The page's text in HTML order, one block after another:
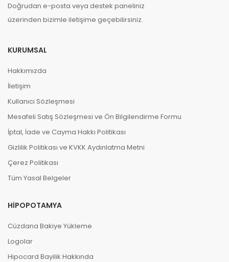
B **** B ****
HipoCard 500 TL adlı ürünü satın aldı
tesekkrler!!!!!!
C **** R ****
the e-pin does not exist
Doğrudan e-posta veya destek paneliniz
üzerinden bizimle iletişime geçebilirsiniz.
KURUMSAL
Hakkımızda
İletişim
Kullanıcı Sözleşmesi
Mesafeli Satış Sözleşmesi ve Ön Bilgilendirme Formu
İptal, İade ve Cayma Hakkı Politikası
Gizlilik Politikası ve KVKK Aydınlatma Metni
Çerez Politikası
Tüm Yasal Belgeler
HIPOPOTAMYA
Cüzdana Bakiye Yükleme
Logolar
Hipocard Bayilik Hakkında